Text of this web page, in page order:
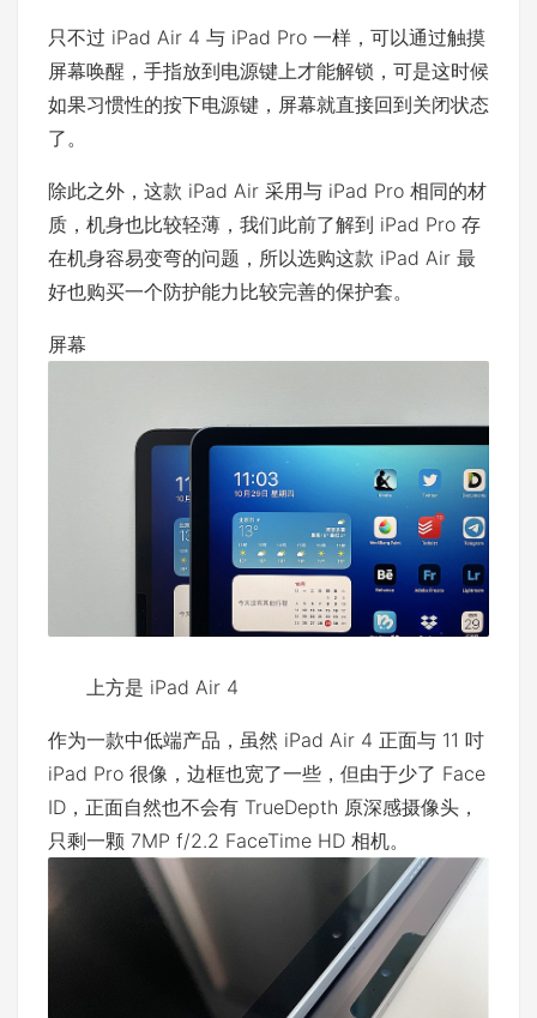
只不过 iPad Air 4 与 iPad Pro 一样，可以通过触摸
屏幕唤醒，手指放到电源键上才能解锁，可是这时候
如果习惯性的按下电源键，屏幕就直接回到关闭状态
了。
除此之外，这款 iPad Air 采用与 iPad Pro 相同的材
质，机身也比较轻薄，我们此前了解到 iPad Pro 存
在机身容易变弯的问题，所以选购这款 iPad Air 最
好也购买一个防护能力比较完善的保护套。
屏幕
上方是 iPad Air 4
作为一款中低端产品，虽然 iPad Air 4 正面与 11 吋
iPad Pro 很像，边框也宽了一些，但由于少了 Face
ID，正面自然也不会有 TrueDepth 原深感摄像头，
只剩一颗 7MP f/2.2 FaceTime HD 相机。